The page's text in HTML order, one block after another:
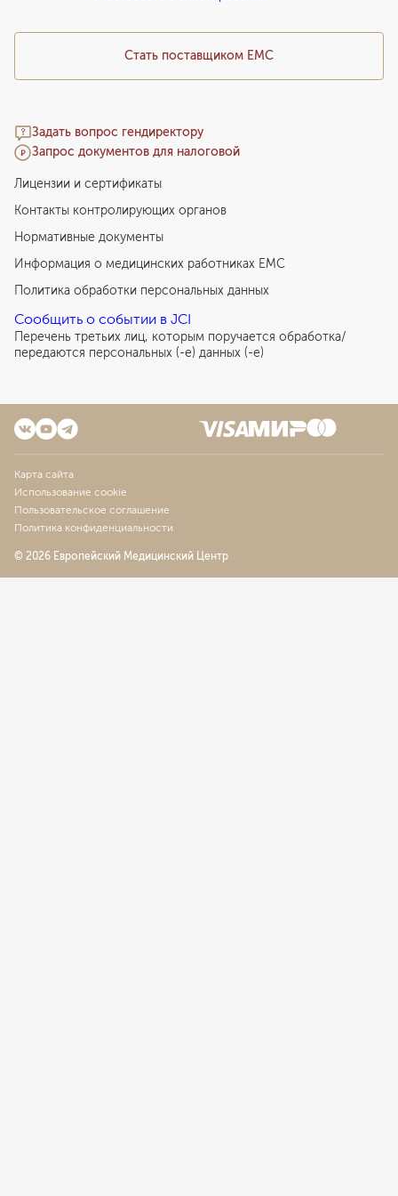
Стать поставщиком ЕМС
Задать вопрос гендиректору
Запрос документов для налоговой
Лицензии и сертификаты
Контакты контролирующих органов
Нормативные документы
Информация о медицинских работниках EMC
Политика обработки персональных данных
Сообщить о событии в JCI
Перечень третьих лиц, которым поручается обработка/
передаются персональных (-е) данных (-е)
Карта сайта
Использование cookie
Пользовательское соглашение
Политика конфиденциальности
© 2026 Европейский Медицинский Центр